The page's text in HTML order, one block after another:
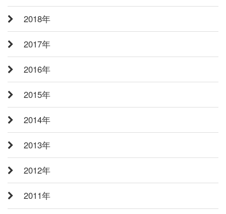
2018年
2017年
2016年
2015年
2014年
2013年
2012年
2011年